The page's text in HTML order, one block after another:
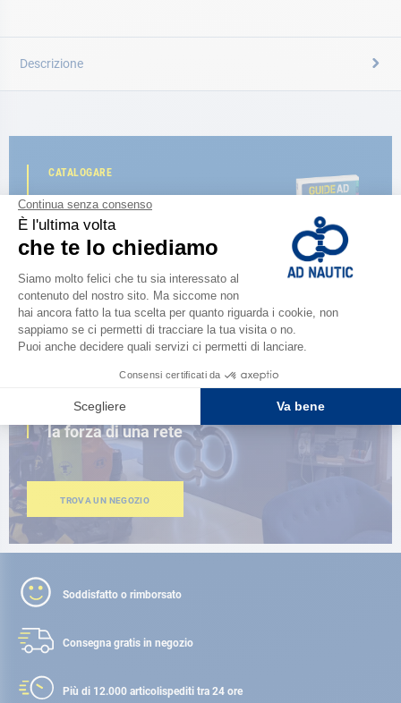
Descrizione
CATALOGARE
Scopri la
nuova guida AD 2026
SFOGLIA IL CATALOGO
150 negozi nel mondo,
la forza di una rete
TROVA UN NEGOZIO
Soddisfatto o rimborsato
Consegna gratis in negozio
Più di 12.000 articolispediti tra 24 ore